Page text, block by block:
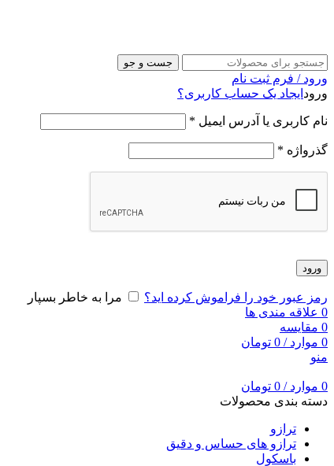
جست و جو
ورود / فرم ثبت نام
ورود ایجاد یک حساب کاربری؟
نام کاربری یا آدرس ایمیل *
گذرواژه *
ورود
رمز عبور خود را فراموش کرده اید؟
مرا به خاطر بسپار
0 علاقه مندی ها
0 مقایسه
0 موارد /
0 تومان
منو
0 موارد /
0 تومان
دسته بندی محصولات
ترازو
ترازو های حساس و دقیق
باسکول